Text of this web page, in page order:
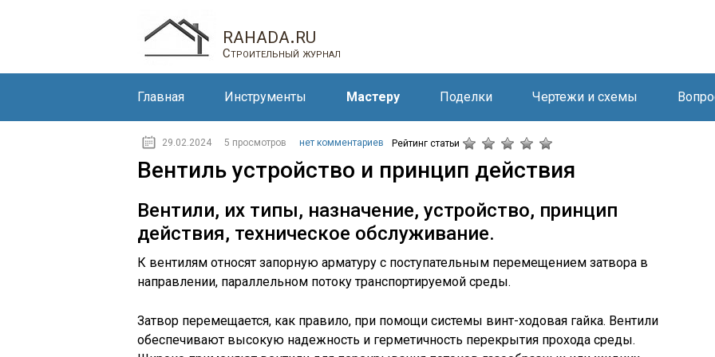
rahada.ru
Строительный журнал
Главная Инструменты Мастеру Поделки Чертежи и схемы
29.02.2024 5 просмотров нет комментариев Рейтинг статьи
Вентиль устройство и принцип действия
Вентили, их типы, назначение, устройство, принцип
действия, техническое обслуживание.
К вентилям относят запорную арматуру с поступательным перемещением затвора в
направлении, параллельном потоку транспортируемой среды.
Затвор перемещается, как правило, при помощи системы винт-ходовая гайка. Вентили
обеспечивают высокую надежность и герметичность перекрытия прохода среды.